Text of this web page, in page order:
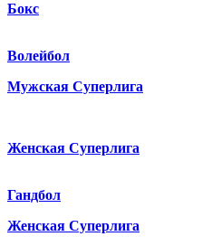
Бокс
Волейбол
Мужская Суперлига
Женская Суперлига
Гандбол
Женская Суперлига